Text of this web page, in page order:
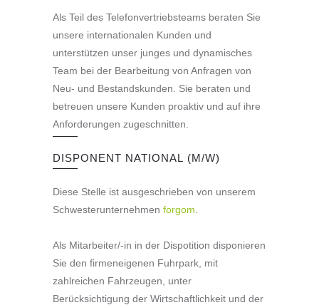
Als Teil des Telefonvertriebsteams beraten Sie
unsere internationalen Kunden und
unterstützen unser junges und dynamisches
Team bei der Bearbeitung von Anfragen von
Neu- und Bestandskunden. Sie beraten und
betreuen unsere Kunden proaktiv und auf ihre
Anforderungen zugeschnitten.
DISPONENT NATIONAL (M/W)
Diese Stelle ist ausgeschrieben von unserem
Schwesterunternehmen forgom
Als Mitarbeiter/-in in der Dispotition disponieren
Sie den firmeneigenen Fuhrpark, mit
zahlreichen Fahrzeugen, unter
Berücksichtigung der Wirtschaftlichkeit und der